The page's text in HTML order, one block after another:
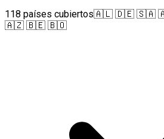
118 países cubiertos🇦🇱 🇩🇪 🇸🇦
🇦🇿 🇧🇪 🇧🇴